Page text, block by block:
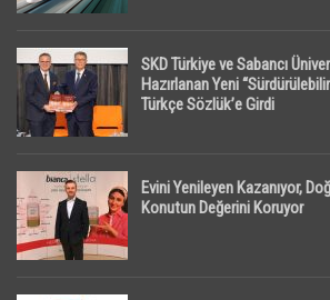
SKD Türkiye ve Sabancı
Hazırlanan Yeni
Türkçe Sözlük’e Girdi
Evini Yenileyen Kazanıyor,
Konutun Değerini Koruyor